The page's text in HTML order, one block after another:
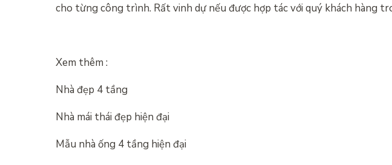
cho từng công trình. Rất vinh dự nếu được hợp tác với quý khách hàng
Xem thêm :
Nhà đẹp 4 tầng
Nhà mái thái đẹp hiện đại
Mẫu nhà ống 4 tầng hiện đại